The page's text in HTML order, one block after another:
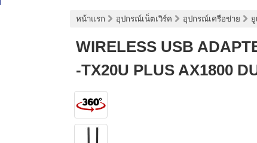
หน้าแรก อุปกรณ์เน็ตเวิร์ค อุปกรณ์เครือข่าย
WIRELESS USB
-TX20U PLUS AX1800